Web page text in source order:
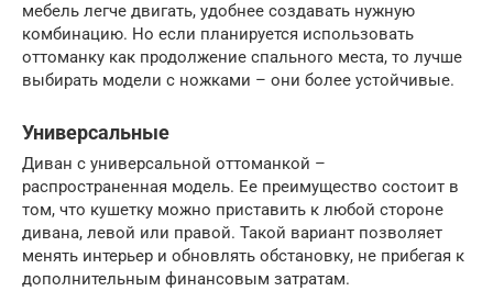
мебель легче двигать, удобнее создавать нужную
комбинацию. Но если планируется использовать
оттоманку как продолжение спального места, то лучше
выбирать модели с ножками – они более устойчивые.
Универсальные
Диван с универсальной оттоманкой –
распространенная модель. Ее преимущество состоит в
том, что кушетку можно приставить к любой стороне
дивана, левой или правой. Такой вариант позволяет
менять интерьер и обновлять обстановку, не прибегая к
дополнительным финансовым затратам.